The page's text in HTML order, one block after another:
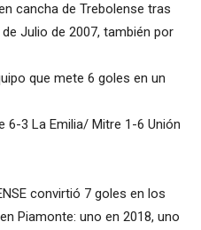
cancha de Trebolense tras
Julio de 2007, también por
que mete 6 goles en un
6-3 La Emilia/ Mitre 1-6 Unión
convirtió 7 goles en los
Piamonte: uno en 2018, uno